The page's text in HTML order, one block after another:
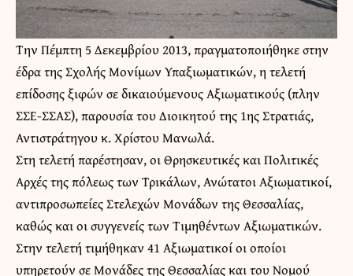
Την Πέμπτη 5 Δεκεμβρίου 2013, πραγματοποιήθηκε στην
έδρα της Σχολής Μονίμων Υπαξιωματικών, η τελετή
επίδοσης ξιφών σε δικαιούμενους Αξιωματικούς (πλην
ΣΣΕ-ΣΣΑΣ), παρουσία του Διοικητού της 1ης Στρατιάς,
Αντιστράτηγου κ. Χρίστου Μανωλά.
Στη τελετή παρέστησαν, οι Θρησκευτικές και Πολιτικές
Αρχές της πόλεως των Τρικάλων, Ανώτατοι Αξιωματικοί,
αντιπροσωπείες Στελεχών Μονάδων της Θεσσαλίας,
καθώς και οι συγγενείς των Τιμηθέντων Αξιωματικών.
Στην τελετή τιμήθηκαν 41 Αξιωματικοί οι οποίοι
υπηρετούν σε Μονάδες της Θεσσαλίας και του Νομού